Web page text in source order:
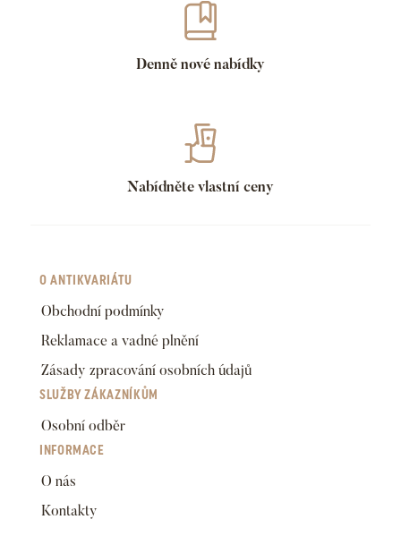
Denně nové nabídky
Nabídněte vlastní ceny
O ANTIKVARIÁTU
Obchodní podmínky
Reklamace a vadné plnění
Zásady zpracování osobních údajů
SLUŽBY ZÁKAZNÍKŮM
Osobní odběr
INFORMACE
O nás
Kontakty